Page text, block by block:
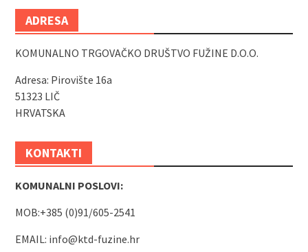
ADRESA
KOMUNALNO TRGOVAČKO DRUŠTVO FUŽINE D.O.O.
Adresa: Pirovište 16a
51323 LIČ
HRVATSKA
KONTAKTI
KOMUNALNI POSLOVI:
MOB:+385 (0)91/605-2541
EMAIL: info@ktd-fuzine.hr